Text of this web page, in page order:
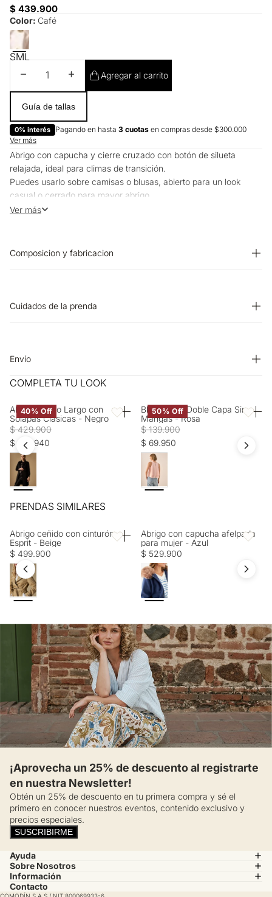
$ 439.900
Color: Café
SML
Disminuir cantidadAumentar cantidad
Agregar al carrito
Guía de tallas
0% interés Pagando en hasta 3 cuotas en compras desde $300.000
Ver más
Abrigo con capucha y cierre cruzado con botón de silueta
relajada, ideal para climas de transición.
Puedes usarlo sobre camisas o blusas, abierto para un look
casual o cerrado para mayor abrigo.
Funciona para la oficina y para planes relajados.
Ver más
Composicion y fabricacion
Cuidados de la prenda
máquina BLANQUEADO: No usar blanqueador CUIDADO TEXTIL
Envío
Entrega estimada de 7 a 15 días hábiles
COMPLETA TU LOOK
40% Off Favoritos
Abrigo Negro Largo con
Solapas Clásicas - Negro
$ 429.900
$ 257.940
50% Off
Blusa Rosa Doble Capa Sin
Mangas - Rosa
$ 139.900
$ 69.950
PRENDAS SIMILARES
Favoritos
Abrigo ceñido con cinturón
Esprit - Beige
$ 499.900
Abrigo con capucha afelpada
para mujer - Azul
$ 529.900
¡Aprovecha un 25% de descuento al registrarte
en nuestra Newsletter!
Obtén un 25% de descuento en tu primera compra y sé el
primero en conocer nuestros eventos, contenido exclusivo y
precios especiales.
SUSCRIBIRME
Ayuda
Sobre Nosotros
Información
Contacto